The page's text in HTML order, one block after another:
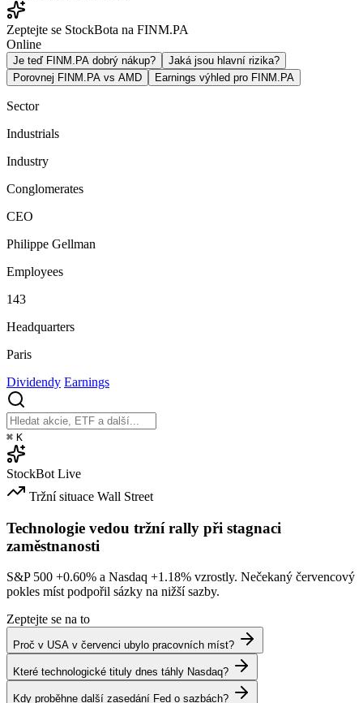
Zeptejte se StockBota na FINM.PA
Online
Je teď FINM.PA dobrý nákup?
Jaká jsou hlavní rizika?
Porovnej FINM.PA vs AMD
Earnings výhled pro FINM.PA
Sector
Industrials
Industry
Conglomerates
CEO
Philippe Gellman
Employees
143
Headquarters
Paris
Dividendy Earnings
⌘ K
StockBot Live
Tržní situace Wall Street
Technologie vedou tržní rally při stagnaci
zaměstnanosti
S&P 500 +0.60% a Nasdaq +1.18% vzrostly. Nečekaný červencový
pokles míst podpořil sázky na nižší sazby.
Zeptejte se na to
Proč v USA v červenci ubylo pracovních míst?
Které technologické tituly dnes táhly Nasdaq?
Kdy proběhne další zasedání Fed o sazbách?